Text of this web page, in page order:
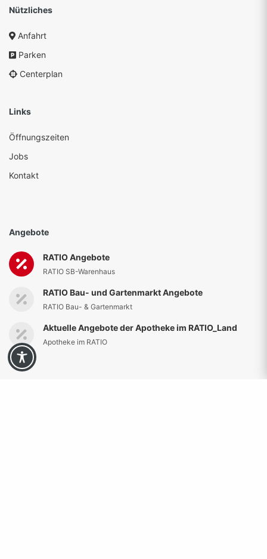
Nützliches
Anfahrt
Parken
Centerplan
Links
Öffnungszeiten
Jobs
Kontakt
Angebote
RATIO Angebote
RATIO SB-Warenhaus
RATIO Bau- und Gartenmarkt Angebote
RATIO Bau- & Gartenmarkt
Aktuelle Angebote der Apotheke im RATIO_Land
Apotheke im RATIO